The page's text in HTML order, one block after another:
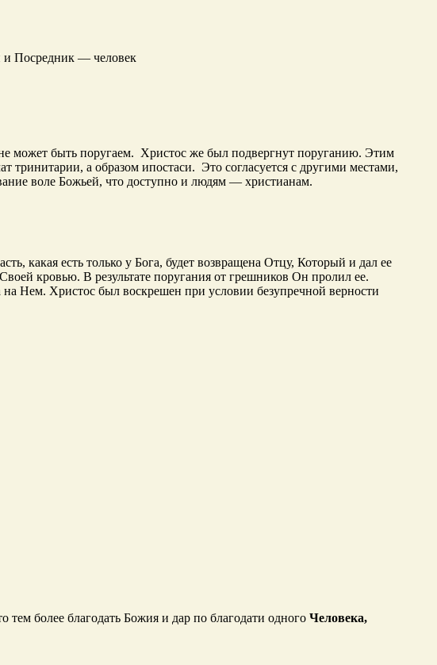
Посредник — человек
может быть поругаем. Христос же был подвергнут поруганию. Этим
тринитарии, а образом ипостаси. Это согласуется с другими местами,
воле Божьей, что доступно и людям — христианам.
какая есть только у Бога, будет возвращена Отцу, Который и дал ее
кровью. В результате поругания от грешников Он пролил ее.
Нем. Христос был воскрешен при условии безупречной верности
более благодать Божия и дар по благодати одного Человека,